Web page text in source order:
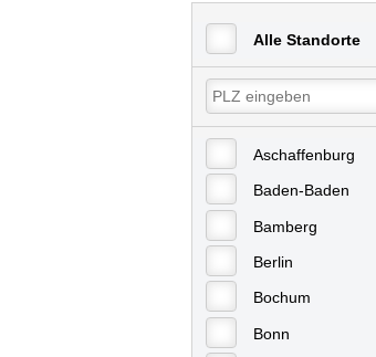
Alle Standorte
Aschaffenburg
Baden-Baden
Bamberg
Berlin
Bochum
Bonn